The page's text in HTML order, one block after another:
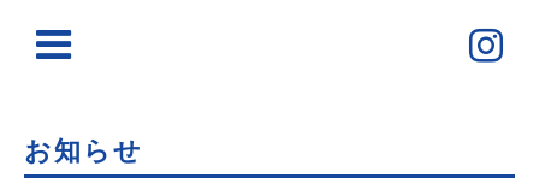
お知らせ